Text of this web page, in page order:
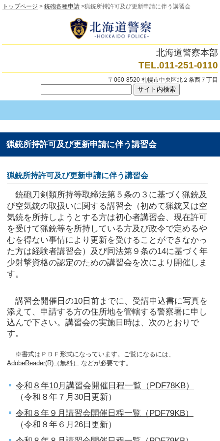
トップページ > 銃砲各種申請 >猟銃所持許可及び更新申請に伴う講習会
北海道警察本部
TEL.011-251-0110
〒060-8520 札幌市中央区北２条西７丁目
猟銃所持許可及び更新申請に伴う講習会
猟銃所持許可及び更新申請に伴う講習会
銃砲刀剣類所持等取締法第５条の３に基づく猟銃及
び空気銃の取扱いに関する講習会（初めて猟銃又は空
気銃を所持しようとする方は初心者講習会、現在許可
を受けて猟銃等を所持している方及び政令で定めるや
むを得ない事情により更新を受けることができなかっ
た方は経験者講習会）及び同法第９条の14に基づく年
少射撃資格の認定のための講習会を次により開催しま
す。
講習会開催日の10日前までに、受講申込書に写真を
添えて、申請する方の住所地を管轄する警察署に申し
込んで下さい。講習会の実施日時は、次のとおりで
す。
※書式はＰＤＦ形式になっています。ご覧になるには、
AdobeReader(R)（無料）
などが必要です。
令和８年10月講習会開催日程一覧（PDF78KB）
（令和８年７月30日更新）
令和８年９月講習会開催日程一覧（PDF79KB）
（令和８年６月26日更新）